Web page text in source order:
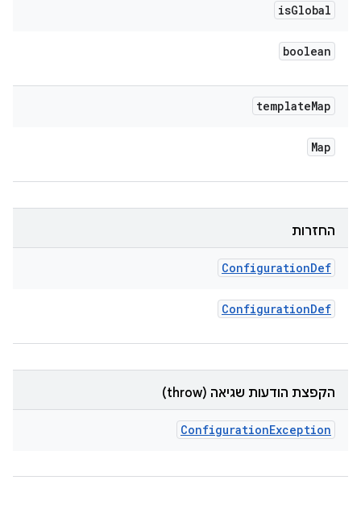
isGlobal
boolean
templateMap
Map
החזרות
ConfigurationDef
ConfigurationDef
הקפצת הודעות שגיאה (throw)
ConfigurationException